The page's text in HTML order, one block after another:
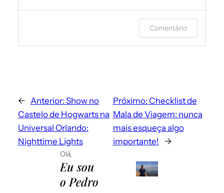
Faça login ou forneça seu nome e e-
mail para deixar um comentário.
Envie-me e-mails sobre novos posts.
Instantaneamente
Comentário
← Anterior: Show no
Castelo de Hogwarts na
Universal Orlando:
Nighttime Lights
Próximo: Checklist de
Mala de Viagem: nunca
mais esqueça algo
importante!
→
Olá,
Eu sou
o Pedro